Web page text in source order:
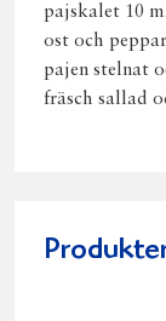
pajskalet 10
ost och
pajen stelnat
fräsch sallad